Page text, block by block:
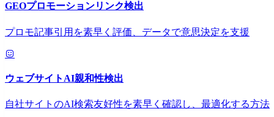
GEOプロモーションリンク検出
プロモ記事引用を素早く評価、データで意思決定を支援
ウェブサイトAI親和性検出
自社サイトのAI検索友好性を素早く確認し、最適化する方法